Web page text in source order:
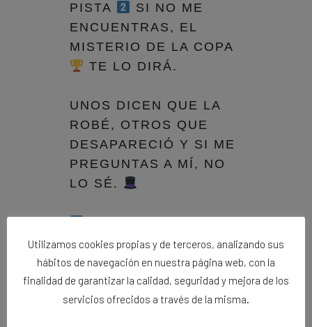
PISTA
SI NO ME
ENCUENTRAS, EL
MISTERIO DE LA COPA
TE LO DIRÁ.
UNOS DICEN QUE LA
ROBÉ, OTROS QUE
DESAPARECIÓ Y SI ME
PREGUNTAS A MÍ, NO
LO SÉ.
CON
#OUIGOBIRRATOURY
TU RESPUESTA
Utilizamos cookies propias y de terceros, analizando sus
hábitos de navegación en nuestra página web, con la
finalidad de garantizar la calidad, seguridad y mejora de los
servicios ofrecidos a través de la misma.